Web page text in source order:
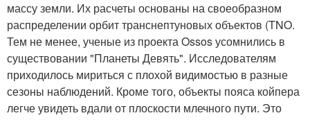
массу земли. Их расчеты основаны на своеобразном
распределении орбит транснептуновых объектов (TNO.
Тем не менее, ученые из проекта Ossos усомнились в
существовании "Планеты Девять". Исследователям
приходилось мириться с плохой видимостью в разные
сезоны наблюдений. Кроме того, объекты пояса койпера
легче увидеть вдали от плоскости млечного пути. Это